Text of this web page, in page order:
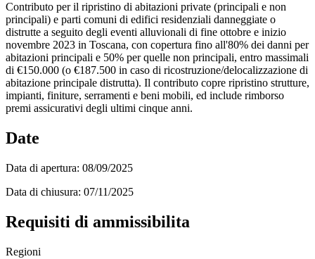
Contributo per il ripristino di abitazioni private (principali e non
principali) e parti comuni di edifici residenziali danneggiate o
distrutte a seguito degli eventi alluvionali di fine ottobre e inizio
novembre 2023 in Toscana, con copertura fino all'80% dei danni per
abitazioni principali e 50% per quelle non principali, entro massimali
di €150.000 (o €187.500 in caso di ricostruzione/delocalizzazione di
abitazione principale distrutta). Il contributo copre ripristino strutture,
impianti, finiture, serramenti e beni mobili, ed include rimborso
premi assicurativi degli ultimi cinque anni.
Date
Data di apertura: 08/09/2025
Data di chiusura: 07/11/2025
Requisiti di ammissibilita
Regioni